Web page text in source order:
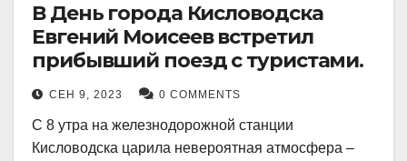
В День города Кисловодска
Евгений Моисеев встретил
прибывший поезд с туристами.
СЕН 9, 2023 0 COMMENTS
С 8 утра на железнодорожной станции
Кисловодска царила невероятная атмосфера –